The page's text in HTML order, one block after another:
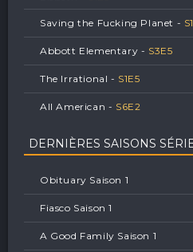
Saving the Fucking Planet - S1
Abbott Elementary - S3E5
The Irrational - S1E5
All American - S6E2
DERNIÈRES SAISONS
Obituary Saison 1
Fiasco Saison 1
A Good Family Saison 1